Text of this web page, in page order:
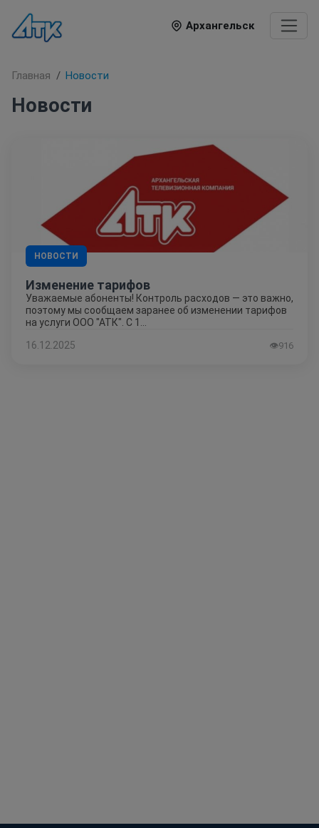
Архангельск
Главная Новости
Новости
НОВОСТИ
Изменение тарифов
Уважаемые абоненты! Контроль расходов — это важно,
поэтому мы сообщаем заранее об изменении тарифов
на услуги ООО "АТК". С 1...
16.12.2025
👁916